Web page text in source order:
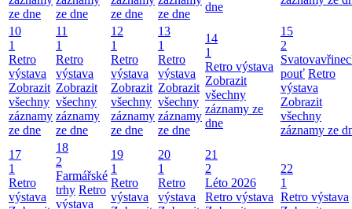
ze dne
ze dne
ze dne
ze dne
dne
10
1
Retro
výstava
Zobrazit
všechny
záznamy
ze dne
11
1
Retro
výstava
Zobrazit
všechny
záznamy
ze dne
12
1
Retro
výstava
Zobrazit
všechny
záznamy
ze dne
13
1
Retro
výstava
Zobrazit
všechny
záznamy
ze dne
14
1
Retro výstava
Zobrazit
všechny
záznamy ze
dne
15
2
pouť Retro
výstava
Zobrazit
všechny
záznamy ze
17
1
Retro
výstava
18
2
Farmářské
trhy Retro
výstava
19
1
Retro
výstava
20
1
Retro
výstava
21
2
Léto 2026
Retro výstava
22
1
Retro výstava